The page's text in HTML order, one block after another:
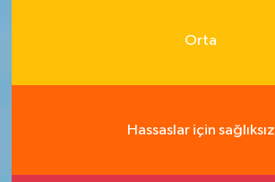
Orta
Hassaslar için sağlıksız